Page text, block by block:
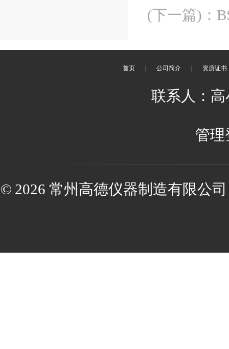
(下一篇) ：
首页 公司简介 资质证书
联系人：
管理
© 2026 常州高德仪器制造有限公